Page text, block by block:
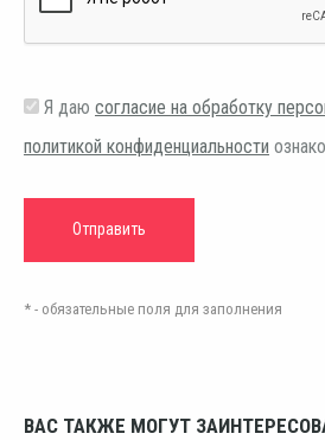
Я даю согласие на обработку
политикой конфиденциальности
* - обязательные поля для заполнения
ВАС ТАКЖЕ МОГУТ